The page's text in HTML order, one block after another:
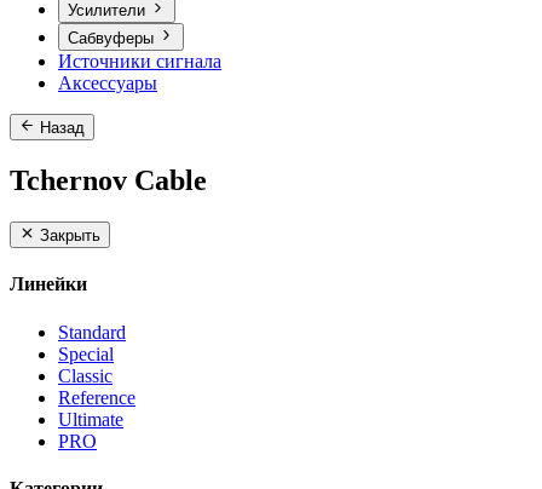
Усилители
Сабвуферы
Источники сигнала
Аксессуары
Назад
Tchernov Cable
Закрыть
Линейки
Standard
Special
Classic
Reference
Ultimate
PRO